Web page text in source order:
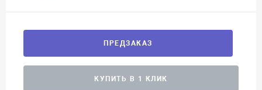
ПРЕДЗАКАЗ
КУПИТЬ В 1 КЛИК